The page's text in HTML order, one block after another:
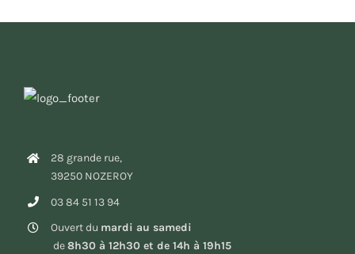
28 grande rue,
39250 NOZEROY
03 84 51 13 94
Ouvert du mardi au samedi
de8h30 à 12h30 et de 14h à 19h15